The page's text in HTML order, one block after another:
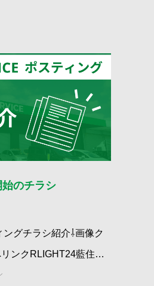
のチラシ
ングチラシ紹介⇩画像ク
ンクRLIGHT24藍住店•